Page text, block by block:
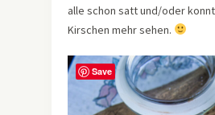
alle schon satt und/oder
Kirschen mehr sehen.
Save